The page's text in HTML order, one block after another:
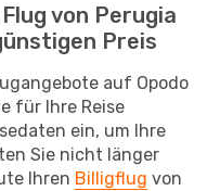
von Perugia
Preis
auf Opodo
für Ihre Reise
ein, um Ihre
Sie nicht länger
Ihren Billigflug von